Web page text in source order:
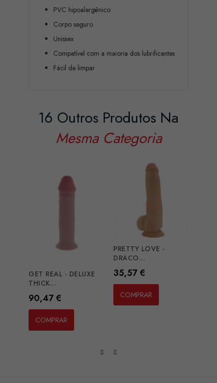
PVC hipoalergênico
Corpo seguro
Unissex
Compatível com a maioria dos lubrificantes
Fácil de limpar
16 Outros Produtos Na
Mesma Categoria
GET REAL - DELUXE
THICK...
Preço
90,47 €
COMPRAR
PRETTY LOVE -
DRACO...
Preço
35,57 €
COMPRAR